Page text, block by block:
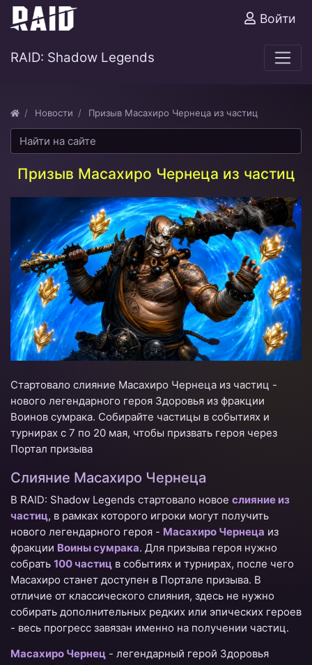
Войти
RAID: Shadow Legends
Новости Призыв Масахиро Чернеца из частиц
Призыв Масахиро Чернеца из частиц
Стартовало слияние Масахиро Чернеца из частиц -
нового легендарного героя Здоровья из фракции
Воинов сумрака. Собирайте частицы в событиях и
турнирах с 7 по 20 мая, чтобы призвать героя через
Портал призыва
Слияние Масахиро Чернеца
В RAID: Shadow Legends стартовало новое слияние из
частиц, в рамках которого игроки могут получить
нового легендарного героя - Масахиро Чернеца из
фракции Воины сумрака. Для призыва героя нужно
собрать 100 частиц в событиях и турнирах, после чего
Масахиро станет доступен в Портале призыва. В
отличие от классического слияния, здесь не нужно
собирать дополнительных редких или эпических героев
- весь прогресс завязан именно на получении частиц.
Масахиро Чернец - легендарный герой Здоровья